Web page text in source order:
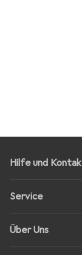
Hilfe und
Service
Über Uns